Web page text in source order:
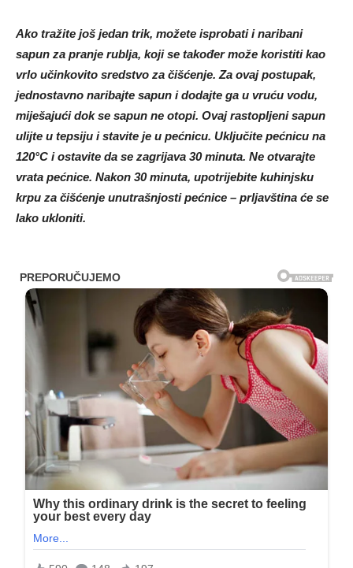
Ako tražite još jedan trik, možete isprobati i naribani
sapun za pranje rublja, koji se također može koristiti kao
vrlo učinkovito sredstvo za čišćenje. Za ovaj postupak,
jednostavno naribajte sapun i dodajte ga u vruću vodu,
miješajući dok se sapun ne otopi. Ovaj rastopljeni sapun
ulijte u tepsiju i stavite je u pećnicu. Uključite pećnicu na
120°C i ostavite da se zagrijava 30 minuta. Ne otvarajte
vrata pećnice. Nakon 30 minuta, upotrijebite kuhinjsku
krpu za čišćenje unutrašnjosti pećnice – prljavština će se
lako ukloniti.